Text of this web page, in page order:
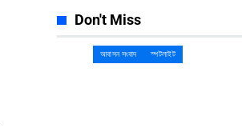
Don't Miss
আবাসন সংবাদ স্পটলাইট